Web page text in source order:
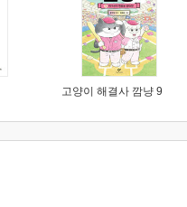
고양이 해결사 깜냥 9